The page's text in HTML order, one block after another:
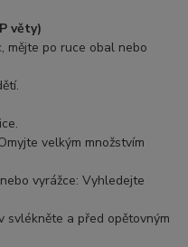
věty)
mějte po ruce obal nebo
velkým množstvím
vyrážce: Vyhledejte
svlékněte a před opětovným